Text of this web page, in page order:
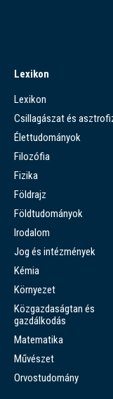
Lexikon
Lexikon
Csillagászat és
Élettudományok
Filozófia
Fizika
Földrajz
Földtudományok
Irodalom
Jog és intézmények
Kémia
Környezet
Közgazdaságtan és
gazdálkodás
Matematika
Művészet
Orvostudomány